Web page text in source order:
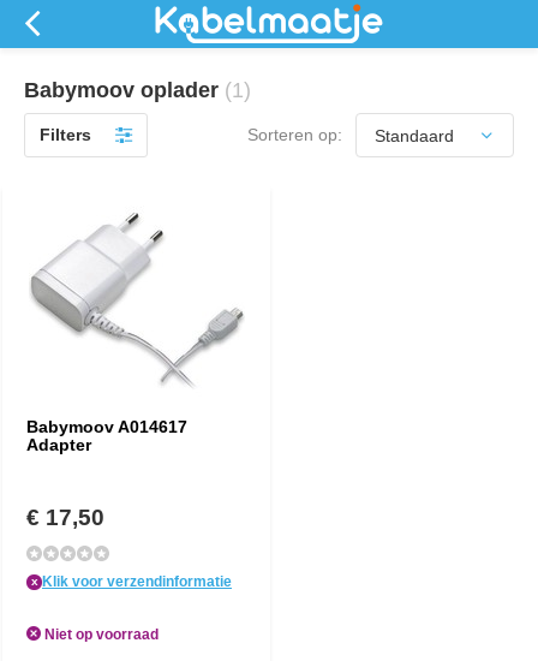
Babymoov oplader (1)
Filters Sorteren op:
Babymoov A014617
Adapter
€ 17,50
x Klik voor verzendinformatie
Niet op voorraad